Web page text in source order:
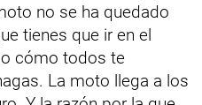
no se ha quedado
tienes que ir en el
cómo todos te
La moto llega a los